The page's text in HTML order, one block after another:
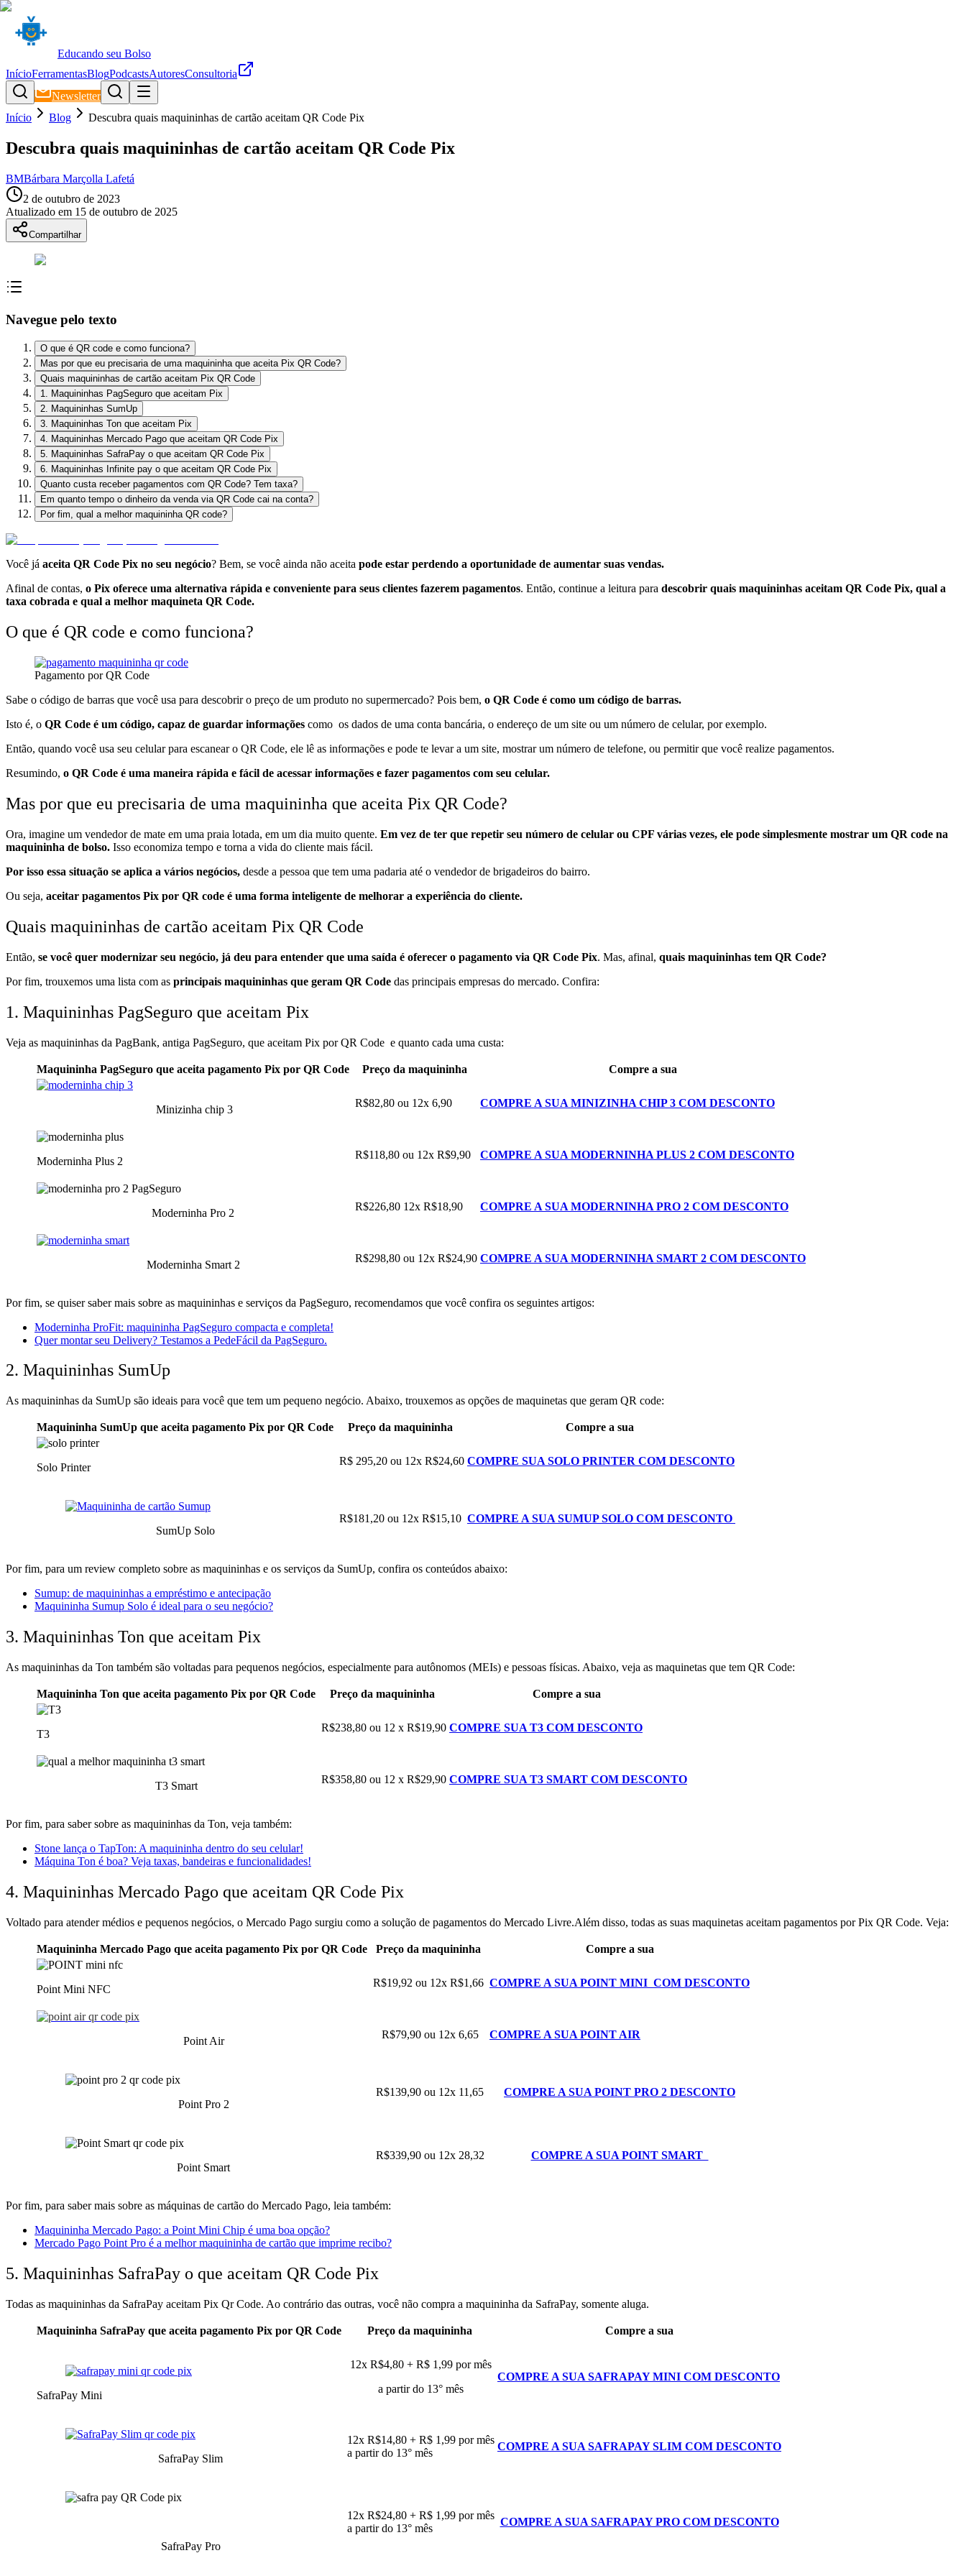
Educando seu Bolso
InícioFerramentasBlogPodcastsAutoresConsultoria
Newsletter
Início
Blog Descubra quais maquininhas de cartão aceitam QR Code Pix
Descubra quais maquininhas de cartão aceitam QR Code Pix
BMBárbara Marçolla Lafetá
2 de outubro de 2023
Atualizado em 15 de outubro de 2025
Compartilhar
Navegue pelo texto
O que é QR code e como funciona?
Mas por que eu precisaria de uma maquininha que aceita Pix QR Code?
Quais maquininhas de cartão aceitam Pix QR Code
1. Maquininhas PagSeguro que aceitam Pix
2. Maquininhas SumUp
3. Maquininhas Ton que aceitam Pix
4. Maquininhas Mercado Pago que aceitam QR Code Pix
5. Maquininhas SafraPay o que aceitam QR Code Pix
6. Maquininhas Infinite pay o que aceitam QR Code Pix
Quanto custa receber pagamentos com QR Code? Tem taxa?
Em quanto tempo o dinheiro da venda via QR Code cai na conta?
Por fim, qual a melhor maquininha QR code?
Você já aceita QR Code Pix no seu negócio? Bem, se você ainda não aceita pode estar perdendo a oportunidade de aumentar suas vendas.
Afinal de contas, o Pix oferece uma alternativa rápida e conveniente para seus clientes fazerem pagamentos. Então, continue a leitura para descobrir quais maquininhas aceitam QR Code Pix, qual a
taxa cobrada e qual a melhor maquineta QR Code.
O que é QR code e como funciona?
Pagamento por QR Code
Sabe o código de barras que você usa para descobrir o preço de um produto no supermercado? Pois bem, o QR Code é como um código de barras.
Isto é, o QR Code é um código, capaz de guardar informações como os dados de uma conta bancária, o endereço de um site ou um número de celular, por exemplo.
Então, quando você usa seu celular para escanear o QR Code, ele lê as informações e pode te levar a um site, mostrar um número de telefone, ou permitir que você realize pagamentos.
Resumindo, o QR Code é uma maneira rápida e fácil de acessar informações e fazer pagamentos com seu celular.
Mas por que eu precisaria de uma maquininha que aceita Pix QR Code?
Ora, imagine um vendedor de mate em uma praia lotada, em um dia muito quente. Em vez de ter que repetir seu número de celular ou CPF várias vezes, ele pode simplesmente mostrar um QR code na
maquininha de bolso. Isso economiza tempo e torna a vida do cliente mais fácil.
Por isso essa situação se aplica a vários negócios, desde a pessoa que tem uma padaria até o vendedor de brigadeiros do bairro.
Ou seja, aceitar pagamentos Pix por QR code é uma forma inteligente de melhorar a experiência do cliente.
Quais maquininhas de cartão aceitam Pix QR Code
Então, se você quer modernizar seu negócio, já deu para entender que uma saída é oferecer o pagamento via QR Code Pix. Mas, afinal, quais maquininhas tem QR Code?
Por fim, trouxemos uma lista com as principais maquininhas que geram QR Code das principais empresas do mercado. Confira:
1. Maquininhas PagSeguro que aceitam Pix
Veja as maquininhas da PagBank, antiga PagSeguro, que aceitam Pix por QR Code e quanto cada uma custa:
Maquininha PagSeguro que aceita pagamento Pix por QR Code Preço da maquininha Compre a sua
Minizinha chip 3
R$82,80 ou 12x 6,90 COMPRE A SUA MINIZINHA CHIP 3 COM DESCONTO
Moderninha Plus 2
R$118,80 ou 12x R$9,90 COMPRE A SUA MODERNINHA PLUS 2 COM DESCONTO
Moderninha Pro 2
R$226,80 12x R$18,90 COMPRE A SUA MODERNINHA PRO 2 COM DESCONTO
Moderninha Smart 2
R$298,80 ou 12x R$24,90 COMPRE A SUA MODERNINHA SMART 2 COM DESCONTO
Por fim, se quiser saber mais sobre as maquininhas e serviços da PagSeguro, recomendamos que você confira os seguintes artigos:
Moderninha ProFit: maquininha PagSeguro compacta e completa!
Quer montar seu Delivery? Testamos a PedeFácil da PagSeguro.
2. Maquininhas SumUp
As maquininhas da SumUp são ideais para você que tem um pequeno negócio. Abaixo, trouxemos as opções de maquinetas que geram QR code:
Maquininha SumUp que aceita pagamento Pix por QR Code Preço da maquininha Compre a sua
Solo Printer
R$ 295,20 ou 12x R$24,60 COMPRE SUA SOLO PRINTER COM DESCONTO
SumUp Solo
R$181,20 ou 12x R$15,10 COMPRE A SUA SUMUP SOLO COM DESCONTO
Por fim, para um review completo sobre as maquininhas e os serviços da SumUp, confira os conteúdos abaixo:
Sumup: de maquininhas a empréstimo e antecipação
Maquininha Sumup Solo é ideal para o seu negócio?
3. Maquininhas Ton que aceitam Pix
As maquininhas da Ton também são voltadas para pequenos negócios, especialmente para autônomos (MEIs) e pessoas físicas. Abaixo, veja as maquinetas que tem QR Code:
Maquininha Ton que aceita pagamento Pix por QR Code Preço da maquininha Compre a sua
T3
R$238,80 ou 12 x R$19,90 COMPRE SUA T3 COM DESCONTO
T3 Smart
R$358,80 ou 12 x R$29,90 COMPRE SUA T3 SMART COM DESCONTO
Por fim, para saber sobre as maquininhas da Ton, veja também:
Stone lança o TapTon: A maquininha dentro do seu celular!
Máquina Ton é boa? Veja taxas, bandeiras e funcionalidades!
4. Maquininhas Mercado Pago que aceitam QR Code Pix
Voltado para atender médios e pequenos negócios, o Mercado Pago surgiu como a solução de pagamentos do Mercado Livre.Além disso, todas as suas maquinetas aceitam pagamentos por Pix QR Code. Veja:
Maquininha Mercado Pago que aceita pagamento Pix por QR Code Preço da maquininha Compre a sua
Point Mini NFC
R$19,92 ou 12x R$1,66 COMPRE A SUA POINT MINI COM DESCONTO
Point Air
R$79,90 ou 12x 6,65 COMPRE A SUA POINT AIR
Point Pro 2
R$139,90 ou 12x 11,65 COMPRE A SUA POINT PRO 2 DESCONTO
Point Smart
R$339,90 ou 12x 28,32 COMPRE A SUA POINT SMART
Por fim, para saber mais sobre as máquinas de cartão do Mercado Pago, leia também:
Maquininha Mercado Pago: a Point Mini Chip é uma boa opção?
Mercado Pago Point Pro é a melhor maquininha de cartão que imprime recibo?
5. Maquininhas SafraPay o que aceitam QR Code Pix
Todas as maquininhas da SafraPay aceitam Pix Qr Code. Ao contrário das outras, você não compra a maquininha da SafraPay, somente aluga.
Maquininha SafraPay que aceita pagamento Pix por QR Code Preço da maquininha Compre a sua
SafraPay Mini
12x R$4,80 + R$ 1,99 por mês
a partir do 13° mês
COMPRE A SUA SAFRAPAY MINI COM DESCONTO
SafraPay Slim
12x R$14,80 + R$ 1,99 por mês
a partir do 13° mês
COMPRE A SUA SAFRAPAY SLIM COM DESCONTO
SafraPay Pro
12x R$24,80 + R$ 1,99 por mês
a partir do 13° mês
COMPRE A SUA SAFRAPAY PRO COM DESCONTO